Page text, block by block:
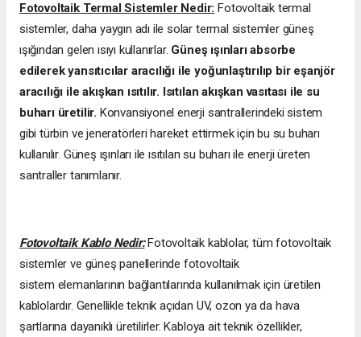
Fotovoltaik Termal Sistemler Nedir: Fotovoltaik termal
sistemler, daha yaygın adı ile solar termal sistemler güneş
ışığından gelen ısıyı kullanırlar. Güneş ışınları absorbe
edilerek yansıtıcılar aracılığı ile yoğunlaştırılıp bir eşanjör
aracılığı ile akışkan ısıtılır. Isıtılan akışkan vasıtası ile su
buharı üretilir. Konvansiyonel enerji santrallerindeki sistem
gibi türbin ve jeneratörleri hareket ettirmek için bu su buharı
kullanılır. Güneş ışınları ile ısıtılan su buharı ile enerji üreten
santraller tanımlanır.
Fotovoltaik Kablo Nedir:Fotovoltaik kablolar, tüm fotovoltaik
sistemler ve güneş panellerinde fotovoltaik
sistem elemanlarının bağlantılarında kullanılmak için üretilen
kablolardır. Genellikle teknik açıdan UV, ozon ya da hava
şartlarına dayanıklı üretilirler. Kabloya ait teknik özellikler,